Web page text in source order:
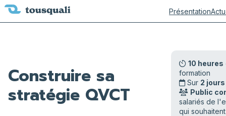
Présentation
Construire sa
stratégie QVCT
10 heures
formation
Sur 2 jours
Public
salariés de
qui